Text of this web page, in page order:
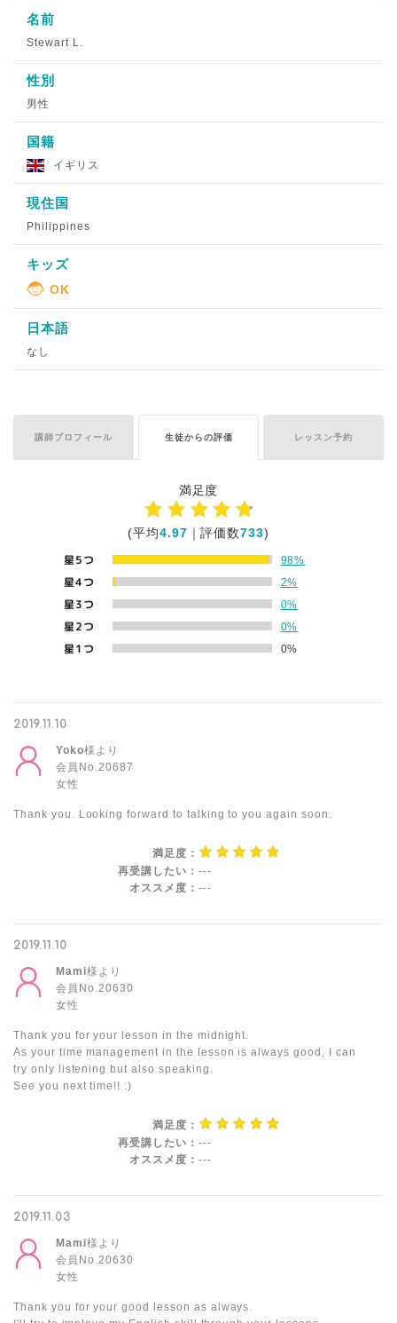
名前
Stewart L.
性別
男性
国籍
イギリス
現住国
Philippines
キッズ
日本語
なし
講師プロフィール 生徒からの評価 レッスン予約
満足度
(平均4.97 ｜評価数733)
星5つ 98%
星4つ 2%
星3つ 0%
星2つ 0%
星1つ 0%
2019.11.10
Yoko様より
会員No.20687
女性
Thank you. Looking forward to talking to you again soon.
満足度：
再受講したい： ---
オススメ度： ---
2019.11.10
Mami様より
会員No.20630
女性
Thank you for your lesson in the midnight.
As your time management in the lesson is always good, I can
try only listening but also speaking.
See you next time!! :)
満足度：
再受講したい： ---
オススメ度： ---
2019.11.03
Mami様より
会員No.20630
女性
Thank you for your good lesson as always.